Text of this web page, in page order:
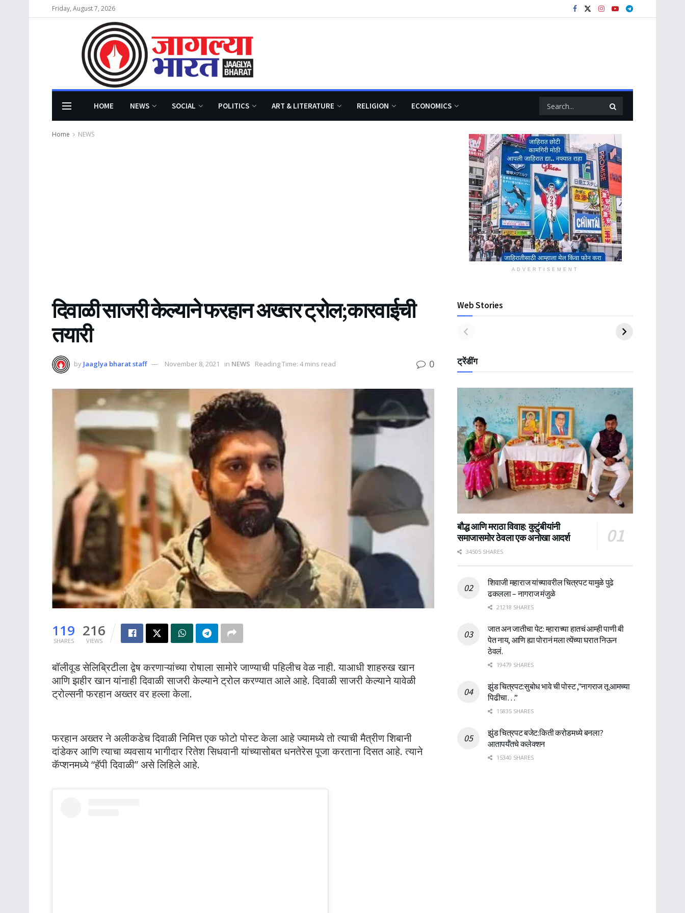
Friday, August 7, 2026
HOME NEWS SOCIAL POLITICS ART & LITERATURE RELIGION ECONOMICS
Home NEWS
दिवाळी साजरी केल्याने फरहान अख्तर ट्रोल;कारवाईची
तयारी
by Jaaglya bharat staff November 8, 2021 in NEWS Reading Time: 4 mins read 0
119
SHARES
216
VIEWS
बॉलीवूड सेलिब्रिटीला द्वेष करणाऱ्यांच्या रोषाला सामोरे जाण्याची पहिलीच वेळ नाही. याआधी शाहरुख खान
आणि झहीर खान यांनाही दिवाळी साजरी केल्याने ट्रोल करण्यात आले आहे. दिवाळी साजरी केल्याने यावेळी
ट्रोल्सनी फरहान अख्तर वर हल्ला केला.
फरहान अख्तर ने अलीकडेच दिवाळी निमित्त एक फोटो पोस्ट केला आहे ज्यामध्ये तो त्याची मैत्रीण शिबानी
दांडेकर आणि त्याचा व्यवसाय भागीदार रितेश सिधवानी यांच्यासोबत धनतेरेस पूजा करताना दिसत आहे. त्याने
कॅप्शनमध्ये “हॅपी दिवाळी” असे लिहिले आहे.
ADVERTISEMENT
Web Stories
ट्रेंडींग
बौद्ध आणि मराठा विवाह: कुटुंबीयांनी
समाजासमोर ठेवला एक अनोखा आदर्श
34505 SHARES
शिवाजी महाराज यांच्यावरील चित्रपट यामुळे पुढे
ढकलला – नागराज मंजुळे
21218 SHARES
जात अन जातीचा पेट: म्हाराच्या हातचं आम्ही पाणी बी
पेत नाय, आणि ह्या पोरानं मला त्येंच्या घरात निऊन
ठेवलं.
19479 SHARES
झुंड चित्रपट:सुबोध भावे ची पोस्ट ,”नागराज तू आमच्या
पिढीचा…”
15835 SHARES
झुंड चित्रपट बजेट:किती करोडमध्ये बनला?
आतापर्यँतचे कलेक्शन
15340 SHARES